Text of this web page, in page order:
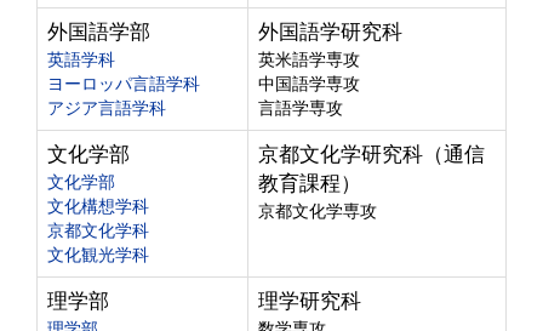
外国語学部
英語学科
ヨーロッパ言語学科
アジア言語学科
外国語学研究科
英米語学専攻
中国語学専攻
言語学専攻
文化学部
文化学部
文化構想学科
京都文化学科
文化観光学科
京都文化学研究科（通信
教育課程）
京都文化学専攻
理学部 理学研究科